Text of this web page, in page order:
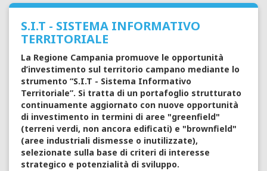
S.I.T - SISTEMA INFORMATIVO
TERRITORIALE
La Regione Campania promuove le opportunità
d’investimento sul territorio campano mediante lo
strumento “S.I.T - Sistema Informativo
Territoriale”. Si tratta di un portafoglio strutturato
continuamente aggiornato con nuove opportunità
di investimento in termini di aree "greenfield"
(terreni verdi, non ancora edificati) e "brownfield"
(aree industriali dismesse o inutilizzate),
selezionate sulla base di criteri di interesse
strategico e potenzialità di sviluppo.